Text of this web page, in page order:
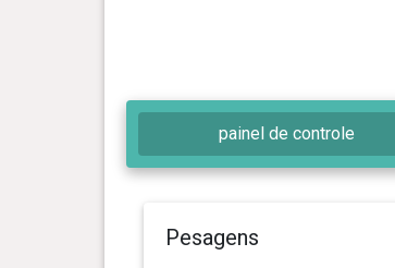
painel de controle
Pesagens